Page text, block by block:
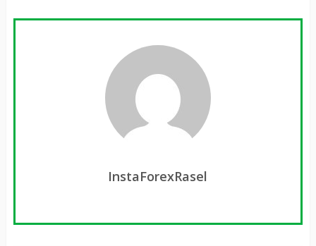
InstaForexRasel